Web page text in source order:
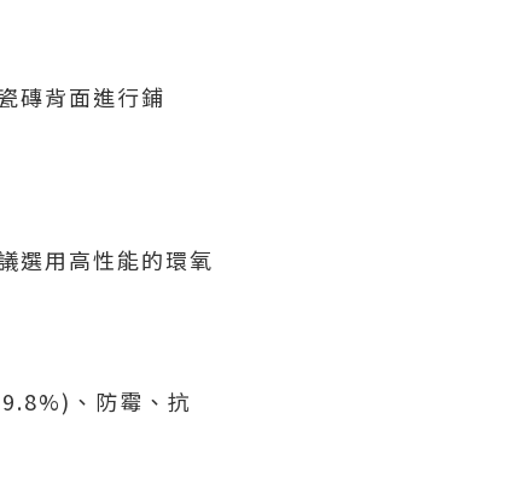
磚背面進行鋪
選用高性能的環氧
、防霉、抗